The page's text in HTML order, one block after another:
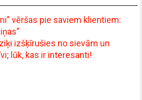
vēršas pie saviem klientiem:
izšķīrušies no sievām un
lūk, kas ir interesanti!